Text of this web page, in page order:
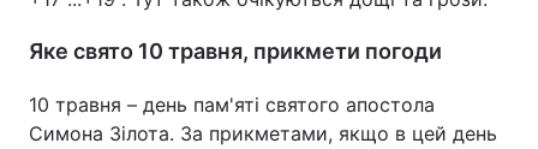
Яке свято 10 травня, прикмети погоди
10 травня – день пам'яті святого апостола
Симона Зілота. За прикметами, якщо в цей день